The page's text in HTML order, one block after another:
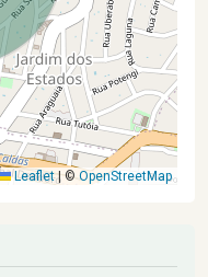
Leaflet |© OpenStreetMap